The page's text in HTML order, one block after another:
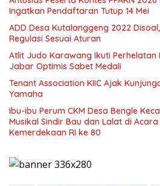
Ingatkan Pendaftaran Tutup 14 Mei
ADD Desa Kutalanggeng 2022
Regulasi Sesuai Aturan
Atlit Judo Karawang Ikuti Perhelatan
Jabar Optimis Sabet Medali
Tenant Association KIIC Ajak
Yamaha
Ibu-ibu Perum CKM Desa Bengle
Musikal Sindir Bau dan Lalat di Acara
Kemerdekaan RI ke 80